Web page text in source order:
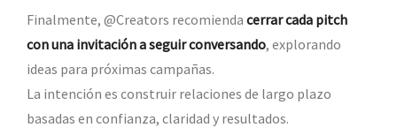
Finalmente, @Creators recomienda cerrar cada pitch
con una invitación a seguir conversando, explorando
ideas para próximas campañas.
La intención es construir relaciones de largo plazo
basadas en confianza, claridad y resultados.